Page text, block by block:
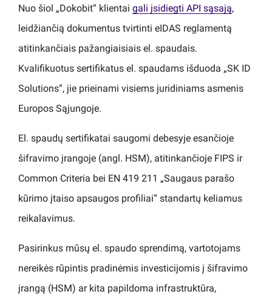
Nuo šiol „Dokobit“ klientai gali įsidiegti API sąsają,
leidžiančią dokumentus tvirtinti eIDAS reglamentą
atitinkančiais pažangiaisiais el. spaudais.
Kvalifikuotus sertifikatus el. spaudams išduoda „SK ID
Solutions“, jie prieinami visiems juridiniams asmenis
Europos Sąjungoje.
El. spaudų sertifikatai saugomi debesyje esančioje
šifravimo įrangoje (angl. HSM), atitinkančioje FIPS ir
Common Criteria bei EN 419 211 „Saugaus parašo
kūrimo įtaiso apsaugos profiliai“ standartų keliamus
reikalavimus.
Pasirinkus mūsų el. spaudo sprendimą, vartotojams
nereikės rūpintis pradinėmis investicijomis į šifravimo
įrangą (HSM) ar kita papildoma infrastruktūra,